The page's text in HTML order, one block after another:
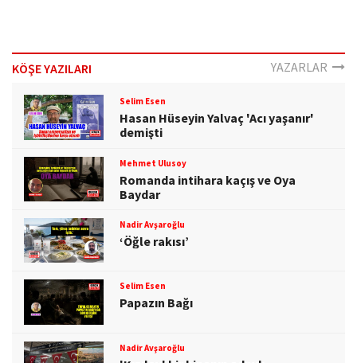
KÖŞE YAZILARI YAZARLAR
Selim Esen
Hasan Hüseyin Yalvaç 'Acı yaşanır'
demişti
Mehmet Ulusoy
Romanda intihara kaçış ve Oya
Baydar
Nadir Avşaroğlu
‘Öğle rakısı’
Selim Esen
Papazın Bağı
Nadir Avşaroğlu